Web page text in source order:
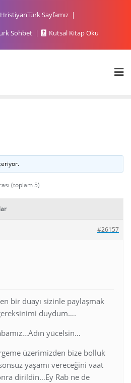
Sayfamız
Sohbet
Kutsal Kitap Oku
(toplam 5)
#26157
bir duayı sizinle paylaşmak
duydum….
yücelsin…
üzerimizden bize bolluk
yaşamı vereceğini vaat
dirildin…Ey Rab ne de